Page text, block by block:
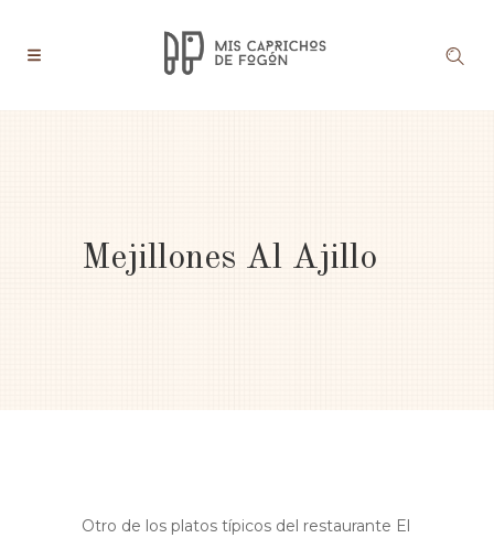
Mejillones Al Ajillo
Otro de los platos típicos del restaurante El